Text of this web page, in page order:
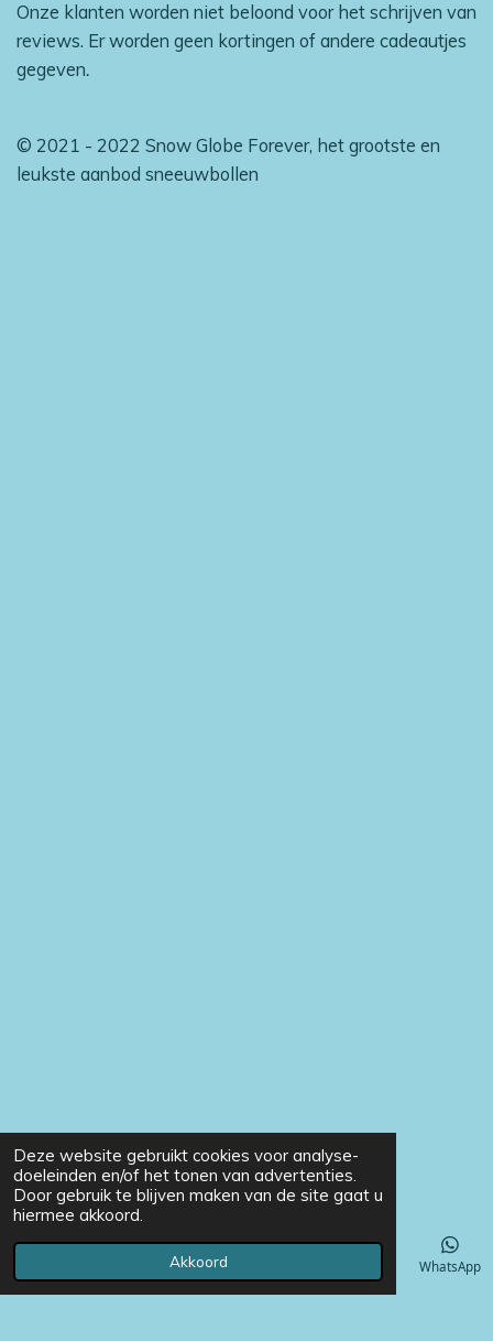
Deze website gebruikt cookies voor analyse-
doeleinden en/of het tonen van advertenties.
Door gebruik te blijven maken van de site gaat u
hiermee akkoord.
Akkoord
Onze klanten worden niet beloond voor het schrijven van
reviews. Er worden geen kortingen of andere cadeautjes
gegeven.
© 2021 - 2022 Snow Globe Forever, het grootste en
leukste aanbod sneeuwbollen
Telefoonnummer WhatsApp